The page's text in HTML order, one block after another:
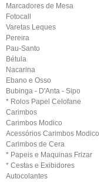
Marcadores de Mesa
Fotocall
Varetas Leques
Pereira
Pau-Santo
Bétula
Nacarina
Ebano e Osso
Bubinga - D'Anta - Sipo
* Rolos Papel Celofane
Carimbos
Carimbos Modico
Acessórios Carimbos Modico
Carimbos de Cera
* Papeis e Maquinas Frizar
* Cestas e Exibidores
Autocolantes